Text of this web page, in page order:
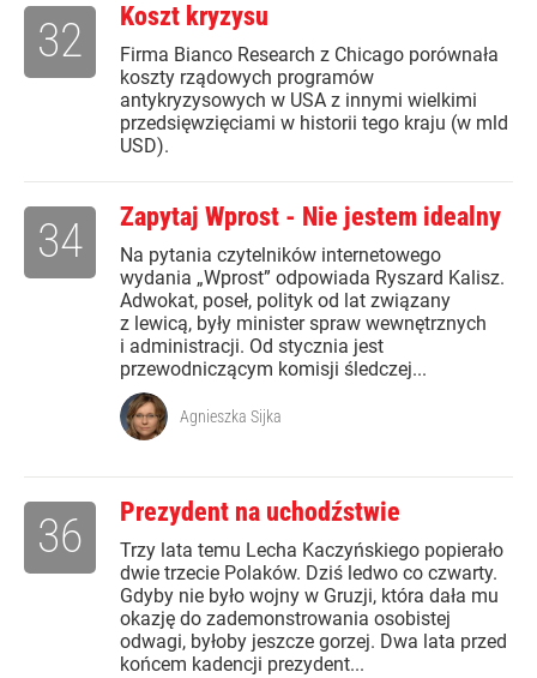
Koszt kryzysu
Firma Bianco Research z Chicago porównała
koszty rządowych programów
antykryzysowych w USA z innymi wielkimi
przedsięwzięciami w historii tego kraju (w mld
USD).
32
Zapytaj Wprost - Nie jestem idealny
Na pytania czytelników internetowego
wydania „Wprost” odpowiada Ryszard Kalisz.
Adwokat, poseł, polityk od lat związany
z lewicą, były minister spraw wewnętrznych
i administracji. Od stycznia jest
przewodniczącym komisji śledczej...
34
Agnieszka Sijka
Prezydent na uchodźstwie
Trzy lata temu Lecha Kaczyńskiego popierało
dwie trzecie Polaków. Dziś ledwo co czwarty.
Gdyby nie było wojny w Gruzji, która dała mu
okazję do zademonstrowania osobistej
odwagi, byłoby jeszcze gorzej. Dwa lata przed
końcem kadencji prezydent...
36